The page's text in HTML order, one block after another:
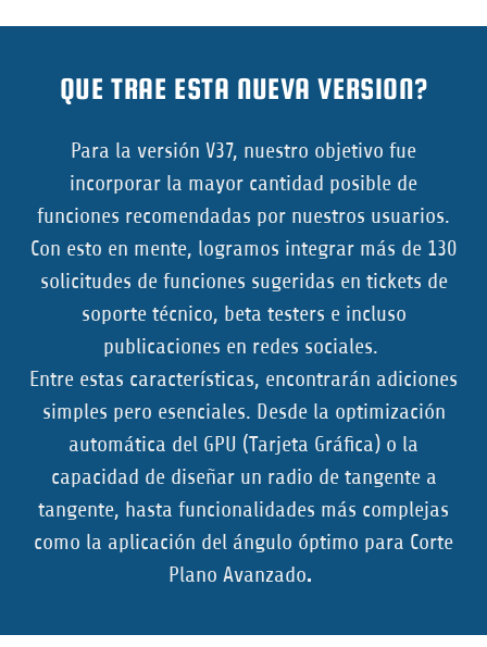
QUE TRAE ESTA NUEVA VERSION?
Para la versión V37, nuestro objetivo fue
incorporar la mayor cantidad posible de
funciones recomendadas por nuestros usuarios.
Con esto en mente, logramos integrar más de 130
solicitudes de funciones sugeridas en tickets de
soporte técnico, beta testers e incluso
publicaciones en redes sociales.
Entre estas características, encontrarán adiciones
simples pero esenciales. Desde la optimización
automática del GPU (Tarjeta Gráfica) o la
capacidad de diseñar un radio de tangente a
tangente, hasta funcionalidades más complejas
como la aplicación del ángulo óptimo para Corte
Plano Avanzado.